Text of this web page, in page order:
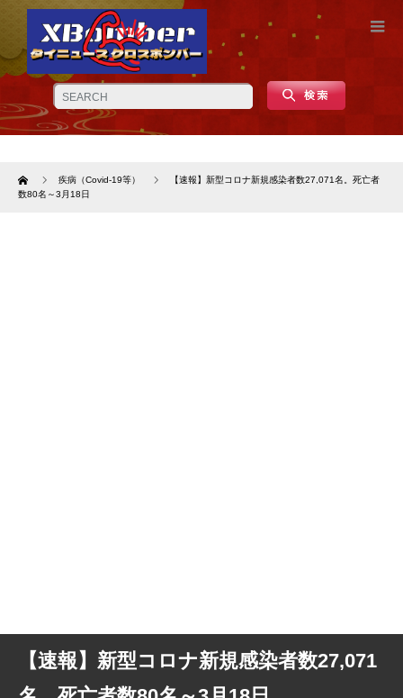
Home 疾病（Covid-19等）
【速報】新型コロナ新規感染者数27,071名。死亡者
数80名～3月18日
【速報】新型コロナ新規感染者数27,071